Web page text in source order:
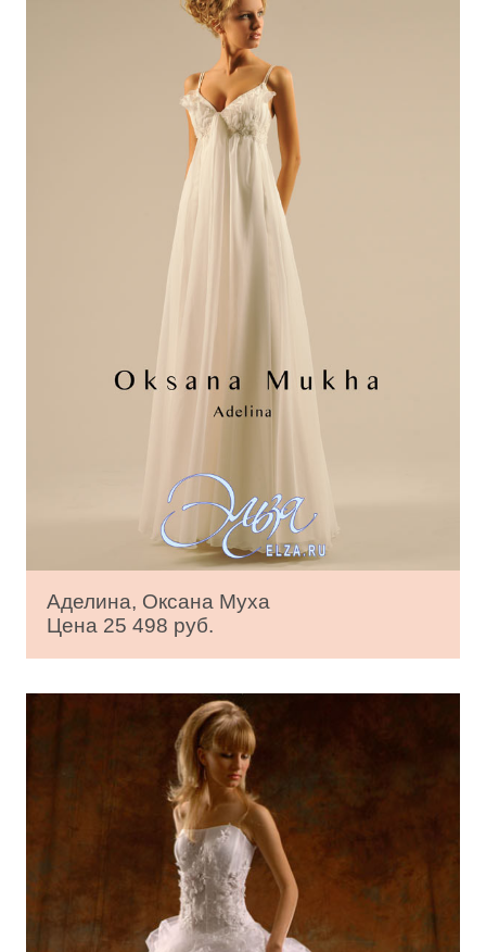
Аделина, Оксана Муха
Цена 25 498 руб.